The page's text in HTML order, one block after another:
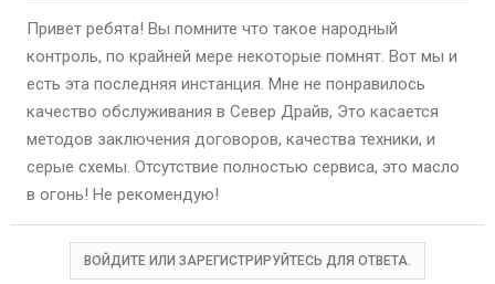
Привет ребята! Вы помните что такое народный
контроль, по крайней мере некоторые помнят. Вот мы и
есть эта последняя инстанция. Мне не понравилось
качество обслуживания в Север Драйв, Это касается
методов заключения договоров, качества техники, и
серые схемы. Отсутствие полностью сервиса, это масло
в огонь! Не рекомендую!
ВОЙДИТЕ ИЛИ ЗАРЕГИСТРИРУЙТЕСЬ ДЛЯ ОТВЕТА.